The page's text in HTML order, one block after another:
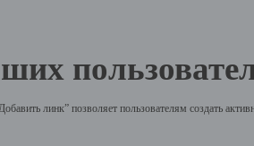
линк” позволяет пользователям создать